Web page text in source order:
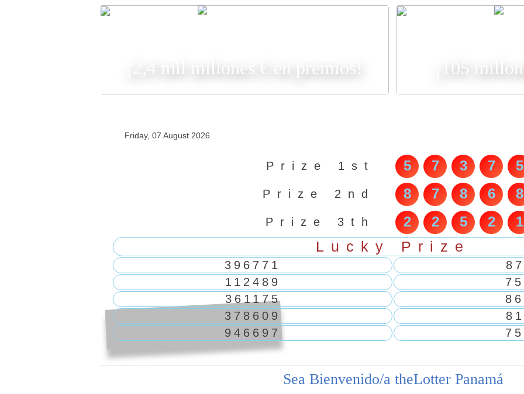
¡2,4 mil millones € en premios! ¡105
Friday, 07 August 2026
Prize 1st 5 7 3 7 5
Prize 2nd 8 7 8 6 8
Prize 3th 2 2 5 2 1
Lucky Prize
396771
112489
361175
378609
946697
Sea Bienvenido/a theLotter Panamá